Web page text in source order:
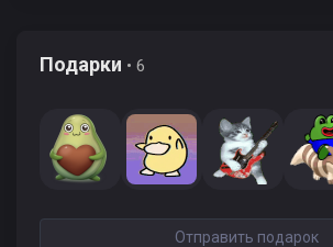
Подарки • 6
Отправить подарок